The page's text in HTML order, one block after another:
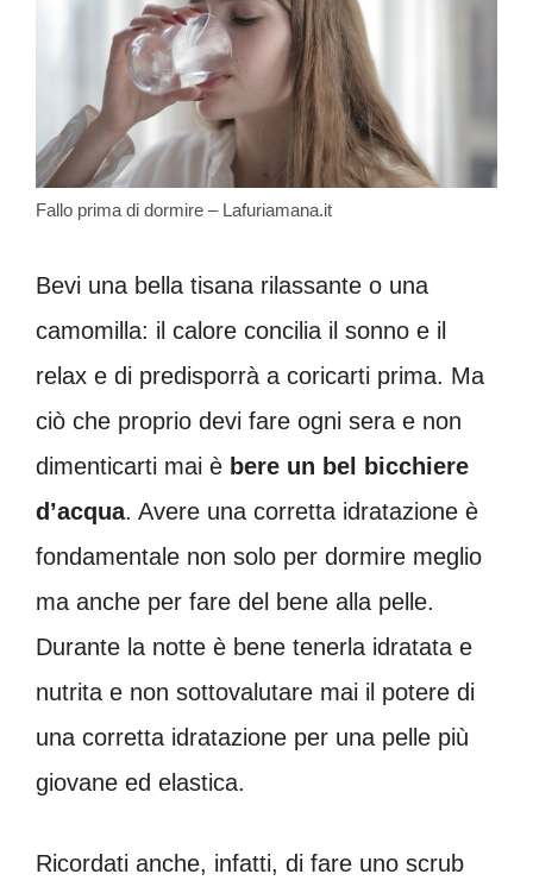
Fallo prima di dormire – Lafuriamana.it
Bevi una bella tisana rilassante o una
camomilla: il calore concilia il sonno e il
relax e di predisporrà a coricarti prima. Ma
ciò che proprio devi fare ogni sera e non
dimenticarti mai è bere un bel bicchiere
d’acqua. Avere una corretta idratazione è
fondamentale non solo per dormire meglio
ma anche per fare del bene alla pelle.
Durante la notte è bene tenerla idratata e
nutrita e non sottovalutare mai il potere di
una corretta idratazione per una pelle più
giovane ed elastica.
Ricordati anche, infatti, di fare uno scrub